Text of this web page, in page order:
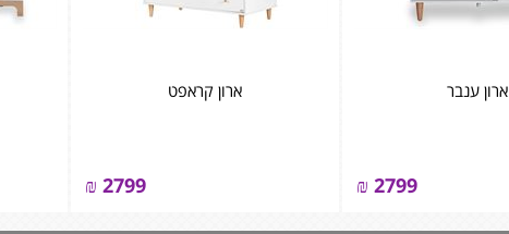
ארון ענבר
2799
₪
ארון קראפט
2799
₪